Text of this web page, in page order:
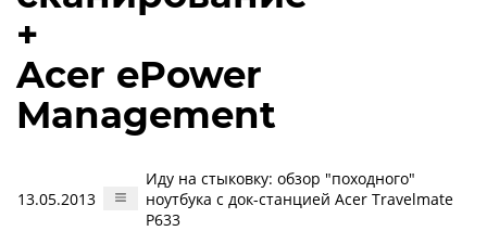
+
Acer ePower
Management
13.05.2013
Иду на стыковку: обзор "походного"
ноутбука с док-станцией Acer Travelmate
P633